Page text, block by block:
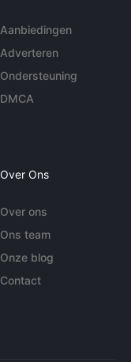
Aanbiedingen
Adverteren
Ondersteuning
DMCA
Over Ons
Over ons
Ons team
Onze blog
Contact